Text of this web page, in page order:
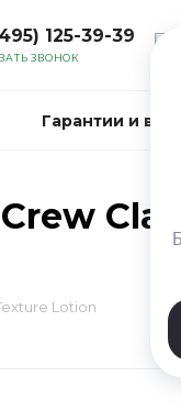
125-39-39
ЗВОНОК
Гарантии и
Lotion